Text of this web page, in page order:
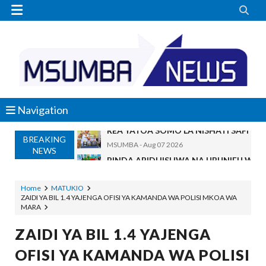
 
Navigation
BREAKING
NEWS
PINDA APONGEZA TVLA KWA
MFUMO WA M+2 WAIMARISHA
OSCAR ASSENGA- Aug 06 2026
DKT. SIMBEYE AWATAKA WAKUU WA VYUO
Home
MATUKIO
ZAIDI YA BIL 1.4 YAJENGA OFISI YA KAMANDA WA POLISI MKOA WA
MARA
ZAIDI YA BIL 1.4 YAJENGA
OFISI YA KAMANDA WA POLISI